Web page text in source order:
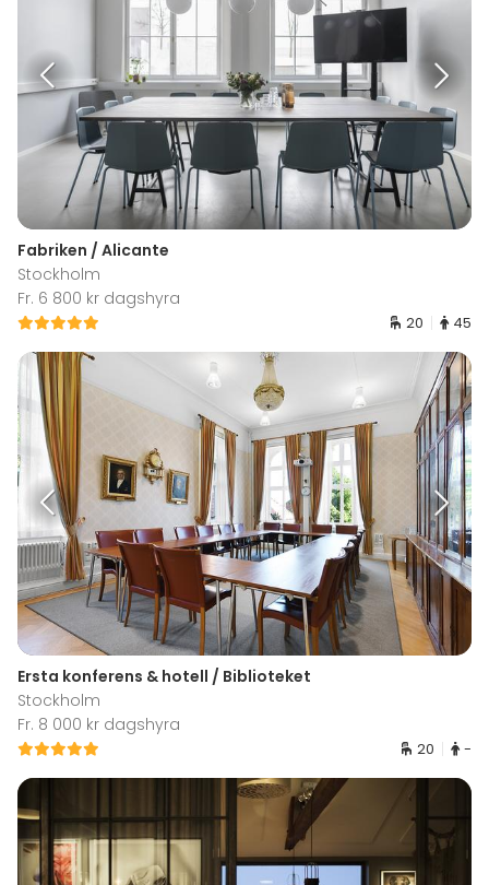
Fabriken / Alicante
Stockholm
Fr. 6 800 kr dagshyra
20 45
Ersta konferens & hotell / Biblioteket
Stockholm
Fr. 8 000 kr dagshyra
20 -